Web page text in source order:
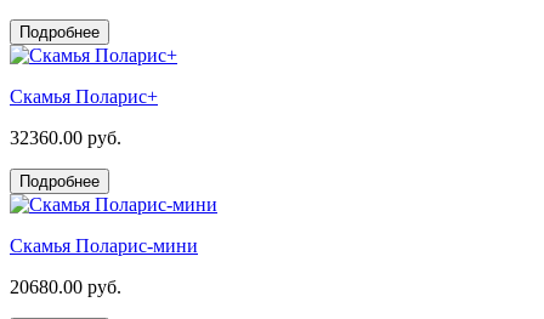
Подробнее
Скамья Поларис+
32360.00 руб.
Подробнее
Скамья Поларис-мини
20680.00 руб.